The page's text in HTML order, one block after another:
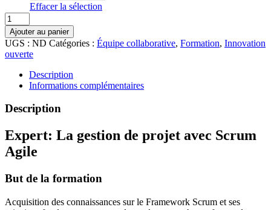
Effacer la sélection
quantité
de
Expert:
La
gestion
projet
Scrum
Agile
Ajouter au panier
UGS : ND Catégories : Équipe collaborative, Formation, Innovation
ouverte
Description
Informations complémentaires
Description
Expert: La gestion de projet avec Scrum
Agile
But de la formation
Acquisition des connaissances sur le Framework Scrum et ses